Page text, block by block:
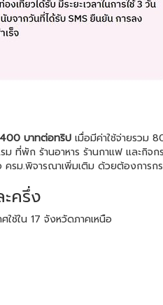
400 บาทต่อทริป เมื่อมีค่าใช้จ่ายรวม
ม ที่พัก ร้านอาหาร ร้านกาแฟ และกิ
ครม.พิจารณาเพิ่มเติม ด้วยต้องการก
ครึ่ง
ใช้ใน 17 จังหวัดภาคเหนือ